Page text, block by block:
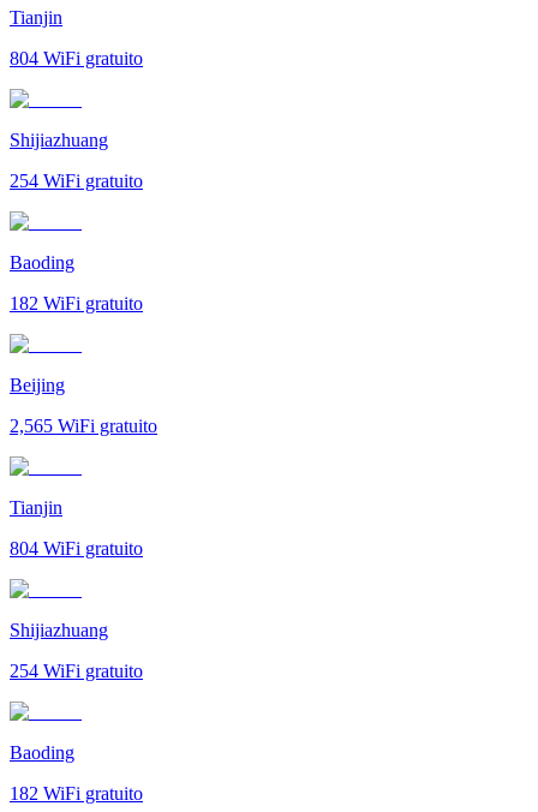
Tianjin
804 WiFi gratuito
Shijiazhuang
254 WiFi gratuito
Baoding
182 WiFi gratuito
Beijing
2,565 WiFi gratuito
Tianjin
804 WiFi gratuito
Shijiazhuang
254 WiFi gratuito
Baoding
182 WiFi gratuito